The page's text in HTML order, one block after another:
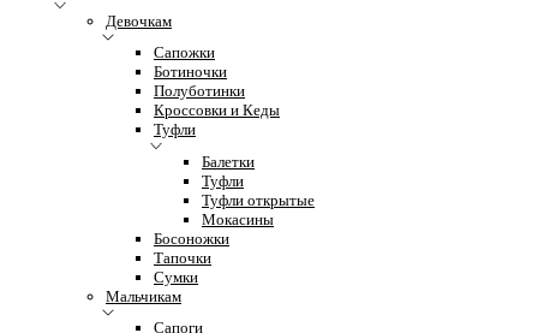
Девочкам
Сапожки
Ботиночки
Полуботинки
Кроссовки и Кеды
Туфли
Балетки
Туфли
Туфли открытые
Мокасины
Босоножки
Тапочки
Сумки
Мальчикам
Сапоги